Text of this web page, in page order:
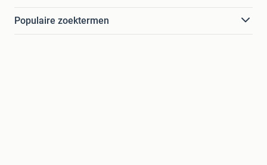
Populaire zoektermen